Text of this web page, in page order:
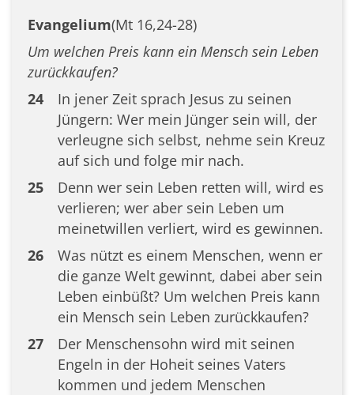
Evangelium(Mt 16,24-28)
Um welchen Preis kann ein Mensch sein Leben
zurückkaufen?
24
In jener Zeit sprach Jesus zu seinen
Jüngern: Wer mein Jünger sein will, der
verleugne sich selbst, nehme sein Kreuz
auf sich und folge mir nach.
25
Denn wer sein Leben retten will, wird es
verlieren; wer aber sein Leben um
meinetwillen verliert, wird es gewinnen.
26
Was nützt es einem Menschen, wenn er
die ganze Welt gewinnt, dabei aber sein
Leben einbüßt? Um welchen Preis kann
ein Mensch sein Leben zurückkaufen?
27
Der Menschensohn wird mit seinen
Engeln in der Hoheit seines Vaters
kommen und jedem Menschen